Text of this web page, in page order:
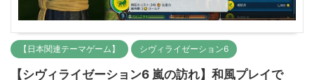
【日本関連テーマゲーム】 シヴィライゼーション6
【シヴィライゼーション6 嵐の訪れ】和風プレイで